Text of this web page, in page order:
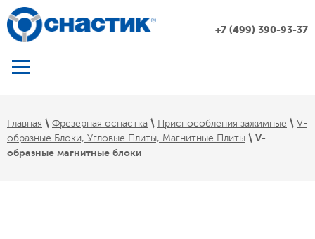
+7 (499) 390-93-37
Главная \ Фрезерная оснастка \ Приспособления зажимные \ V-
образные Блоки, Угловые Плиты, Магнитные Плиты \ V-
образные магнитные блоки